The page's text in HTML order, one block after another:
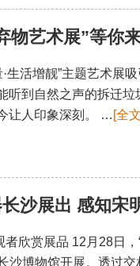
物艺术展”等你
活增靓”主题艺术展
听到自然之声的拆迁
让人印象深刻。 … [全
沙展出 感知宋
欣赏展品 12月28日
沙博物馆开展。透过